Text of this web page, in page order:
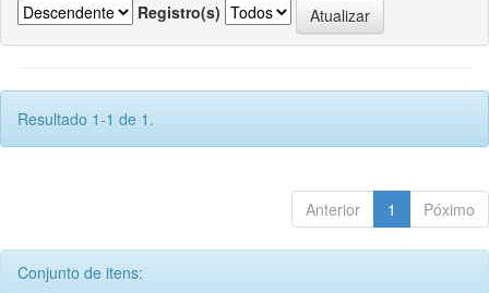
Registro(s)
Resultado 1-1 de 1.
Anterior 1 Póximo
Conjunto de itens: